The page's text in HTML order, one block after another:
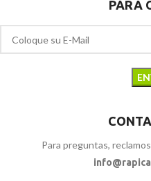
Altavoz SPIN WATER RESISTANT
(UNNO TEKNO)